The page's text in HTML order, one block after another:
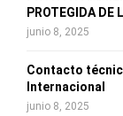
PROTEGIDA DE
junio 8, 2025
Contacto
Internacional
junio 8, 2025